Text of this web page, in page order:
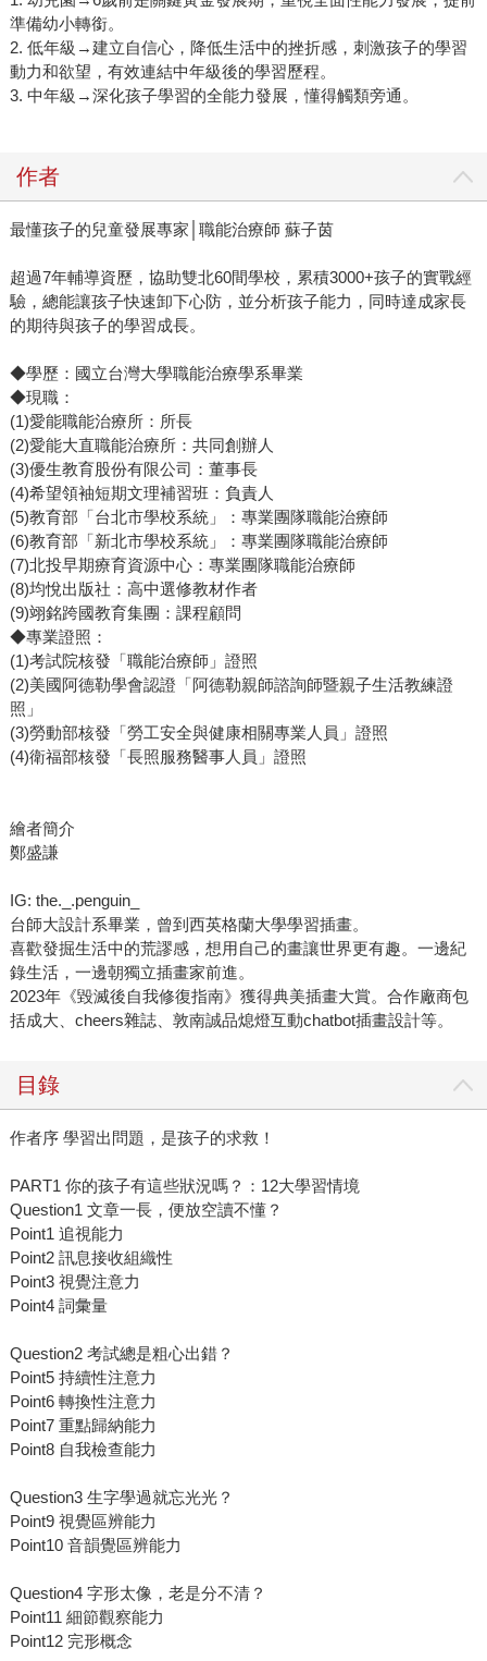
準備幼小轉銜。
2. 低年級→建立自信心，降低生活中的挫折感，刺激孩子的學習
動力和欲望，有效連結中年級後的學習歷程。
3. 中年級→深化孩子學習的全能力發展，懂得觸類旁通。
作者
最懂孩子的兒童發展專家│職能治療師 蘇子茵
超過7年輔導資歷，協助雙北60間學校，累積3000+孩子的實戰經
驗，總能讓孩子快速卸下心防，並分析孩子能力，同時達成家長
的期待與孩子的學習成長。
◆學歷：國立台灣大學職能治療學系畢業
◆現職：
(1)愛能職能治療所：所長
(2)愛能大直職能治療所：共同創辦人
(3)優生教育股份有限公司：董事長
(4)希望領袖短期文理補習班：負責人
(5)教育部「台北市學校系統」：專業團隊職能治療師
(6)教育部「新北市學校系統」：專業團隊職能治療師
(7)北投早期療育資源中心：專業團隊職能治療師
(8)均悅出版社：高中選修教材作者
(9)翊銘跨國教育集團：課程顧問
◆專業證照：
(1)考試院核發「職能治療師」證照
(2)美國阿德勒學會認證「阿德勒親師諮詢師暨親子生活教練證
照」
(3)勞動部核發「勞工安全與健康相關專業人員」證照
(4)衛福部核發「長照服務醫事人員」證照
繪者簡介
鄭盛謙
IG: the._.penguin_
台師大設計系畢業，曾到西英格蘭大學學習插畫。
喜歡發掘生活中的荒謬感，想用自己的畫讓世界更有趣。一邊紀
錄生活，一邊朝獨立插畫家前進。
2023年《毀滅後自我修復指南》獲得典美插畫大賞。合作廠商包
括成大、cheers雜誌、敦南誠品熄燈互動chatbot插畫設計等。
目錄
作者序 學習出問題，是孩子的求救！
PART1 你的孩子有這些狀況嗎？：12大學習情境
Question1 文章一長，便放空讀不懂？
Point1 追視能力
Point2 訊息接收組織性
Point3 視覺注意力
Point4 詞彙量
Question2 考試總是粗心出錯？
Point5 持續性注意力
Point6 轉換性注意力
Point7 重點歸納能力
Point8 自我檢查能力
Question3 生字學過就忘光光？
Point9 視覺區辨能力
Point10 音韻覺區辨能力
Question4 字形太像，老是分不清？
Point11 細節觀察能力
Point12 完形概念